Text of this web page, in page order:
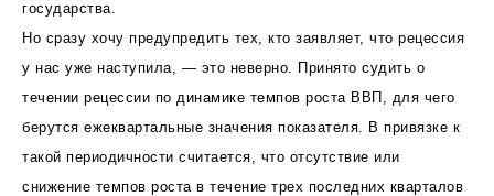
государства.
Но сразу хочу предупредить тех, кто заявляет, что рецессия
у нас уже наступила, — это неверно. Принято судить о
течении рецессии по динамике темпов роста ВВП, для чего
берутся ежеквартальные значения показателя. В привязке к
такой периодичности считается, что отсутствие или
снижение темпов роста в течение трех последних кварталов